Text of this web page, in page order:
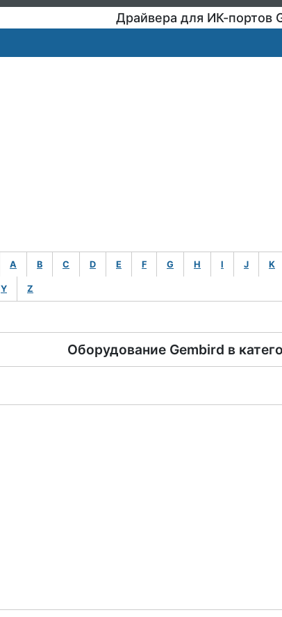
Драйвера для ИК-портов
A B C D E F G H I J K
Y Z
Оборудование Gembird в